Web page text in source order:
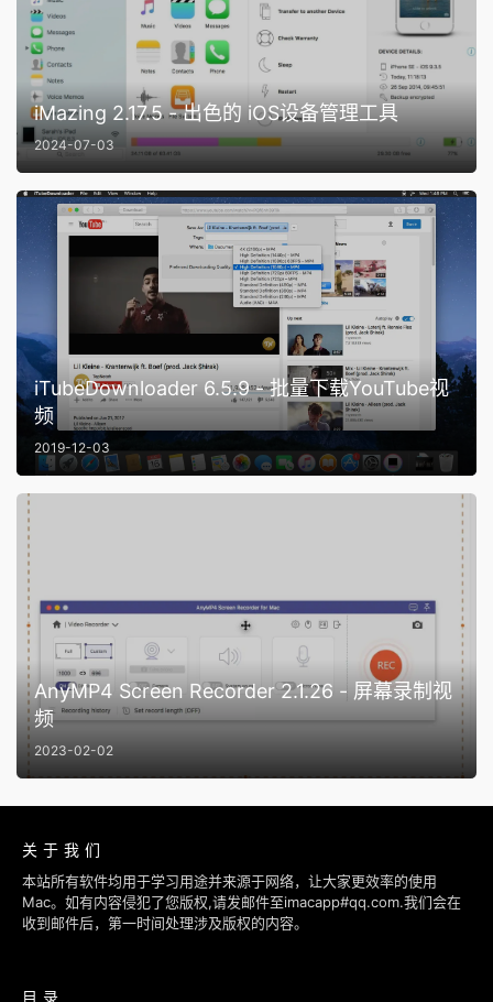
iMazing 2.17.5 - 出色的 iOS设备管理工具
2024-07-03
iTubeDownloader 6.5.9 - 批量下载YouTube视
频
2019-12-03
AnyMP4 Screen Recorder 2.1.26 - 屏幕录制视
频
2023-02-02
关于我们
本站所有软件均用于学习用途并来源于网络，让大家更效率的使用
Mac。如有内容侵犯了您版权,请发邮件至imacapp#qq.com.我们会在
收到邮件后，第一时间处理涉及版权的内容。
目录